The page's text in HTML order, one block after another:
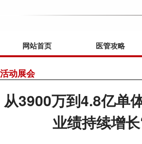
网站首页 医管攻略
活动展会
从3900万到4.8亿单
业绩持续增